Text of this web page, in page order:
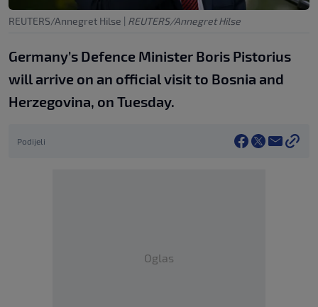
REUTERS/Annegret Hilse | REUTERS/Annegret Hilse
Germany’s Defence Minister Boris Pistorius
will arrive on an official visit to Bosnia and
Herzegovina, on Tuesday.
Podijeli
Oglas